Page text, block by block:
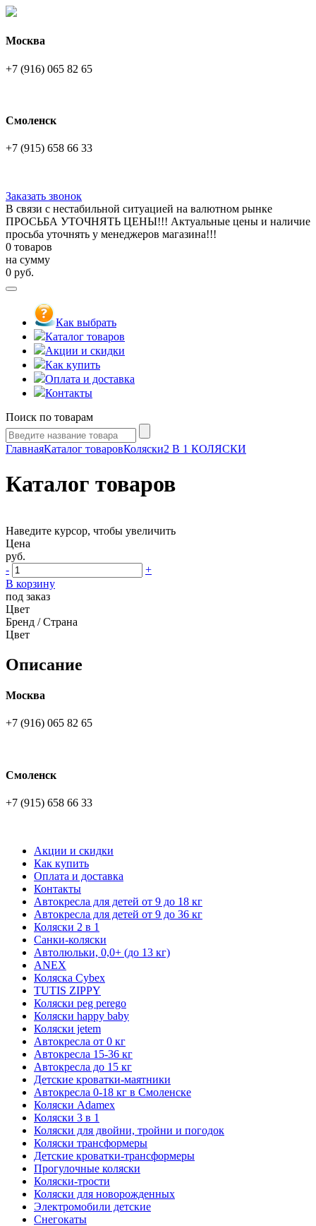
Москва
+7 (916) 065 82 65
Смоленск
+7 (915) 658 66 33
Заказать звонок
В связи с нестабильной ситуацией на валютном рынке
ПРОСЬБА УТОЧНЯТЬ ЦЕНЫ!!! Актуальные цены и наличие
просьба уточнять у менеджеров магазина!!!
0 товаров
на сумму
0 руб.
Как выбрать
Каталог товаров
Акции и скидки
Как купить
Оплата и доставка
Контакты
Поиск по товарам
ГлавнаяКаталог товаровКоляски2 В 1 КОЛЯСКИ
Каталог товаров
Наведите курсор, чтобы увеличить
Цена
руб.
-
+
В корзину
под заказ
Цвет
Бренд / Страна
Цвет
Описание
Москва
+7 (916) 065 82 65
Смоленск
+7 (915) 658 66 33
Акции и скидки
Как купить
Оплата и доставка
Контакты
Автокресла для детей от 9 до 18 кг
Автокресла для детей от 9 до 36 кг
Коляски 2 в 1
Санки-коляски
Автолюльки, 0,0+ (до 13 кг)
ANEX
Коляска Cybex
TUTIS ZIPPY
Коляски peg perego
Коляски happy baby
Коляски jetem
Автокресла от 0 кг
Автокресла 15-36 кг
Автокресла до 15 кг
Детские кроватки-маятники
Автокресла 0-18 кг в Смоленске
Коляски Adamex
Коляски 3 в 1
Коляски для двойни, тройни и погодок
Коляски трансформеры
Детские кроватки-трансформеры
Прогулочные коляски
Коляски-трости
Коляски для новорожденных
Электромобили детские
Снегокаты